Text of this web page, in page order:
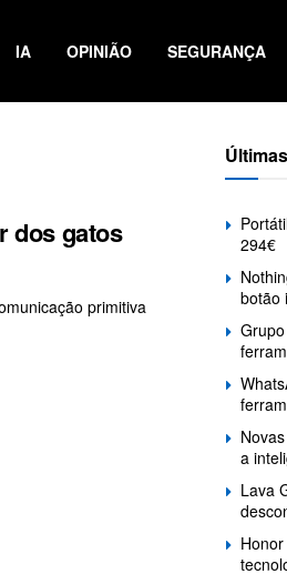
IA OPINIÃO SEGURANÇA
dos gatos
primitiva
294€
botão
a
Lava